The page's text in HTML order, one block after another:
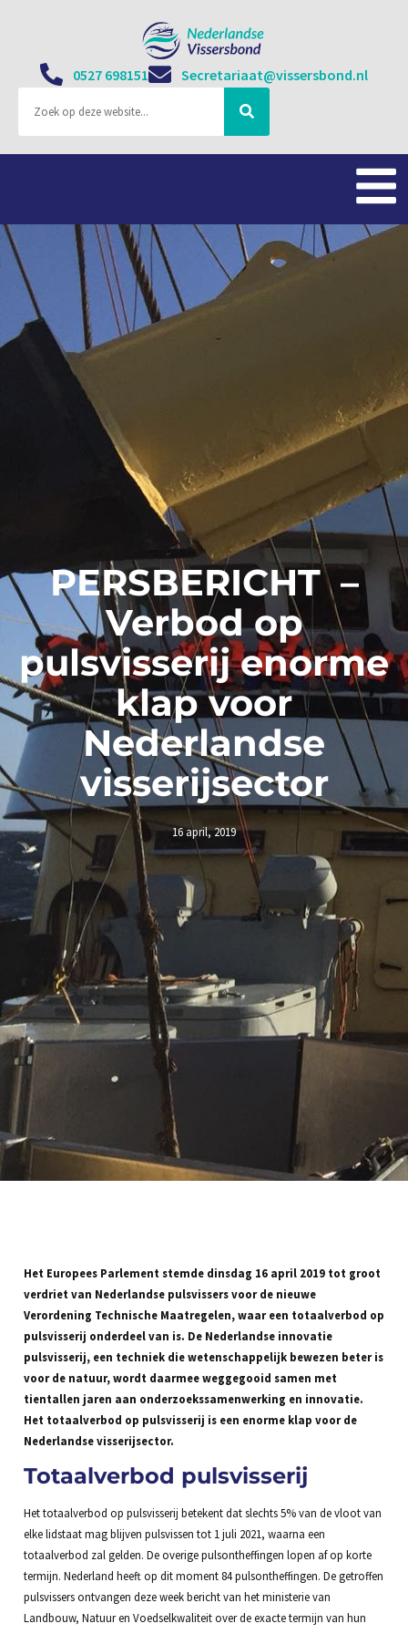
0527 698151 Secretariaat@vissersbond.nl
PERSBERICHT –
Verbod op
pulsvisserij enorme
klap voor
Nederlandse
visserijsector
16 april, 2019
Het Europees Parlement stemde dinsdag 16 april 2019 tot groot
verdriet van Nederlandse pulsvissers voor de nieuwe
Verordening Technische Maatregelen, waar een totaalverbod op
pulsvisserij onderdeel van is. De Nederlandse innovatie
pulsvisserij, een techniek die wetenschappelijk bewezen beter is
voor de natuur, wordt daarmee weggegooid samen met
tientallen jaren aan onderzoekssamenwerking en innovatie.
Het totaalverbod op pulsvisserij is een enorme klap voor de
Nederlandse visserijsector.
Totaalverbod pulsvisserij
Het totaalverbod op pulsvisserij betekent dat slechts 5% van de vloot van
elke lidstaat mag blijven pulsvissen tot 1 juli 2021, waarna een
totaalverbod zal gelden. De overige pulsontheffingen lopen af op korte
termijn. Nederland heeft op dit moment 84 pulsontheffingen. De getroffen
pulsvissers ontvangen deze week bericht van het ministerie van
Landbouw, Natuur en Voedselkwaliteit over de exacte termijn van hun